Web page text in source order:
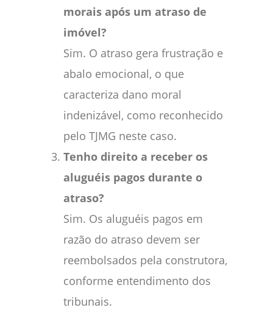
morais após um atraso de
imóvel?
Sim. O atraso gera frustração e
abalo emocional, o que
caracteriza dano moral
indenizável, como reconhecido
pelo TJMG neste caso.
Tenho direito a receber os
aluguéis pagos durante o
atraso?
Sim. Os aluguéis pagos em
razão do atraso devem ser
reembolsados pela construtora,
conforme entendimento dos
tribunais.